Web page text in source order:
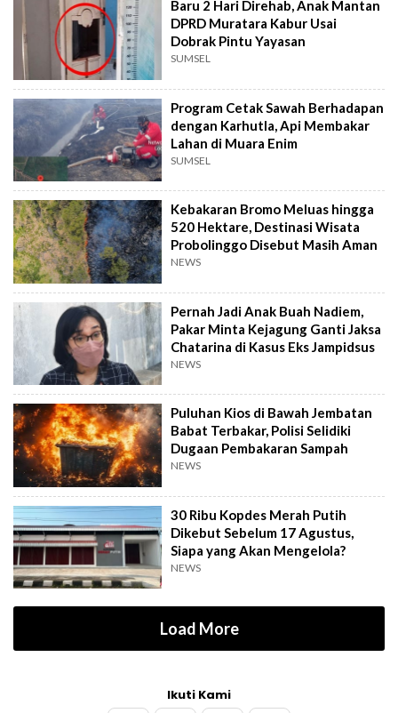
Baru 2 Hari Direhab, Anak Mantan
DPRD Muratara Kabur Usai
Dobrak Pintu Yayasan
SUMSEL
Program Cetak Sawah Berhadapan
dengan Karhutla, Api Membakar
Lahan di Muara Enim
SUMSEL
Kebakaran Bromo Meluas hingga
520 Hektare, Destinasi Wisata
Probolinggo Disebut Masih Aman
NEWS
Pernah Jadi Anak Buah Nadiem,
Pakar Minta Kejagung Ganti Jaksa
Chatarina di Kasus Eks Jampidsus
NEWS
Puluhan Kios di Bawah Jembatan
Babat Terbakar, Polisi Selidiki
Dugaan Pembakaran Sampah
NEWS
30 Ribu Kopdes Merah Putih
Dikebut Sebelum 17 Agustus,
Siapa yang Akan Mengelola?
NEWS
Load More
Ikuti Kami